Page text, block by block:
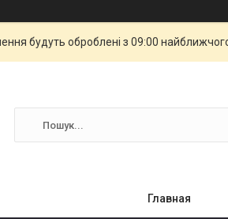
будуть оброблені з 09:00
Главная